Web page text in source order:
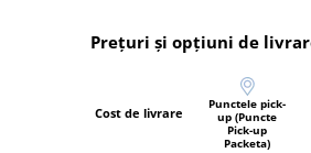
Prețuri și opțiuni de
Cost de livrare
Punctele pick-
up (Puncte
Pick-up
Packeta)